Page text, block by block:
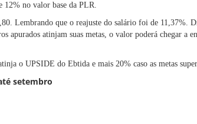
12% no valor base da PLR.
Lembrando que o reajuste do salário foi de 11,37%.
apurados atinjam suas metas, o valor poderá chegar a
o UPSIDE do Ebtida e mais 20% caso as metas
setembro